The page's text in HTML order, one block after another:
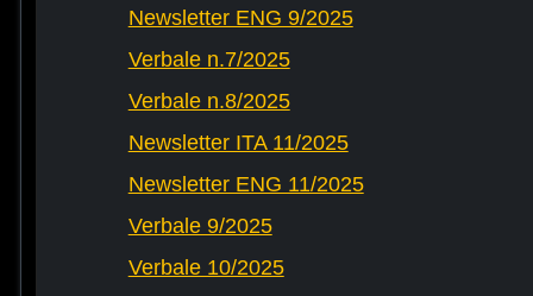
Newsletter ENG 9/2025
Verbale n.7/2025
Verbale n.8/2025
Newsletter ITA 11/2025
Newsletter ENG 11/2025
Verbale 9/2025
Verbale 10/2025